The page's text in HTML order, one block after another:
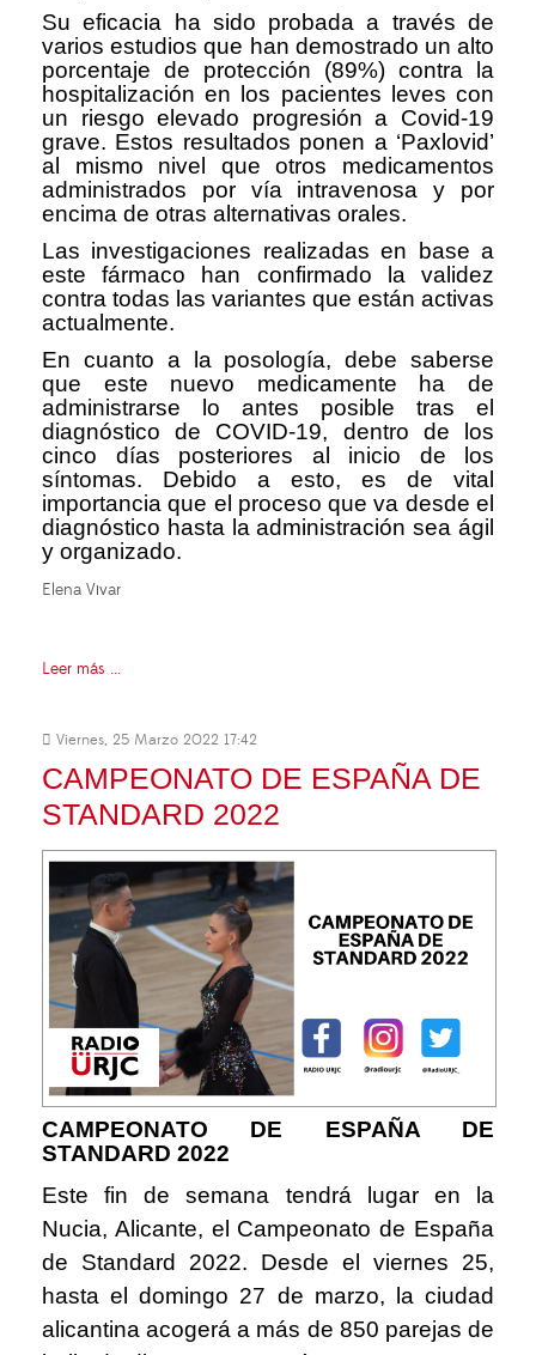
Su eficacia ha sido probada a través de
varios estudios que han demostrado un alto
porcentaje de protección (89%) contra la
hospitalización en los pacientes leves con
un riesgo elevado progresión a Covid-19
grave. Estos resultados ponen a ‘Paxlovid’
al mismo nivel que otros medicamentos
administrados por vía intravenosa y por
encima de otras alternativas orales.
Las investigaciones realizadas en base a
este fármaco han confirmado la validez
contra todas las variantes que están activas
actualmente.
En cuanto a la posología, debe saberse
que este nuevo medicamente ha de
administrarse lo antes posible tras el
diagnóstico de COVID-19, dentro de los
cinco días posteriores al inicio de los
síntomas. Debido a esto, es de vital
importancia que el proceso que va desde el
diagnóstico hasta la administración sea ágil
y organizado.
Elena Vivar
Leer más ...
Viernes, 25 Marzo 2022 17:42
CAMPEONATO DE ESPAÑA DE
STANDARD 2022
CAMPEONATO DE ESPAÑA DE
STANDARD 2022
Este fin de semana tendrá lugar en la
Nucia, Alicante, el Campeonato de España
de Standard 2022. Desde el viernes 25,
hasta el domingo 27 de marzo, la ciudad
alicantina acogerá a más de 850 parejas de